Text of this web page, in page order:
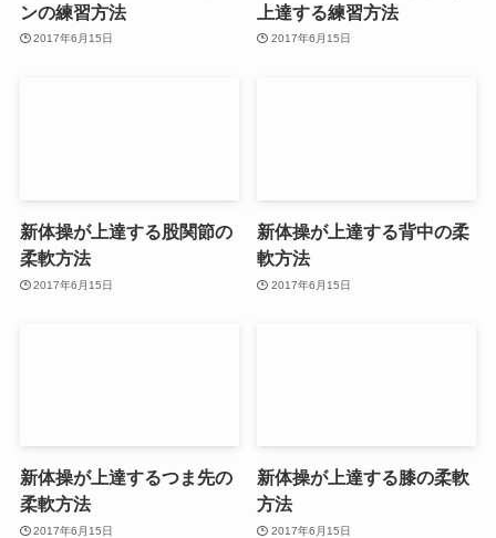
ンの練習方法
2017年6月15日
上達する練習方法
2017年6月15日
新体操が上達する股関節の
柔軟方法
2017年6月15日
新体操が上達する背中の柔
軟方法
2017年6月15日
新体操が上達するつま先の
柔軟方法
2017年6月15日
新体操が上達する膝の柔軟
方法
2017年6月15日